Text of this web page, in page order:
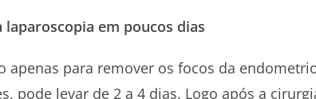
em poucos dias
para remover os focos da
pode levar de 2 a 4 dias. Logo após a